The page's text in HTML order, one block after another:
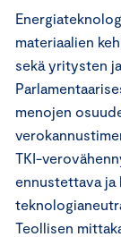
materiaalien
sekä yritysten
menojen
TKI-
ennustettava ja
Teollisen